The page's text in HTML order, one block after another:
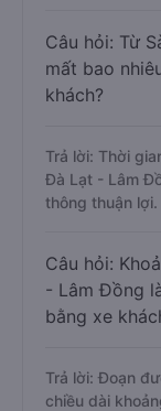
Câu hỏi: Từ
mất bao
khách?
Trả lời: Thời
Đà Lạt - Lâm
thông thuận lợi.
Câu hỏi:
- Lâm Đồng
bằng xe
Trả lời: Đoạn
chiều dài